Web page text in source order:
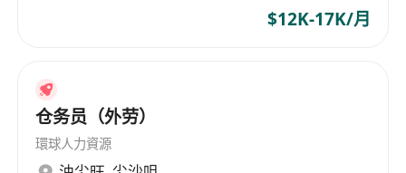
$12K-17K/月
仓务员（外劳）
環球人力資源